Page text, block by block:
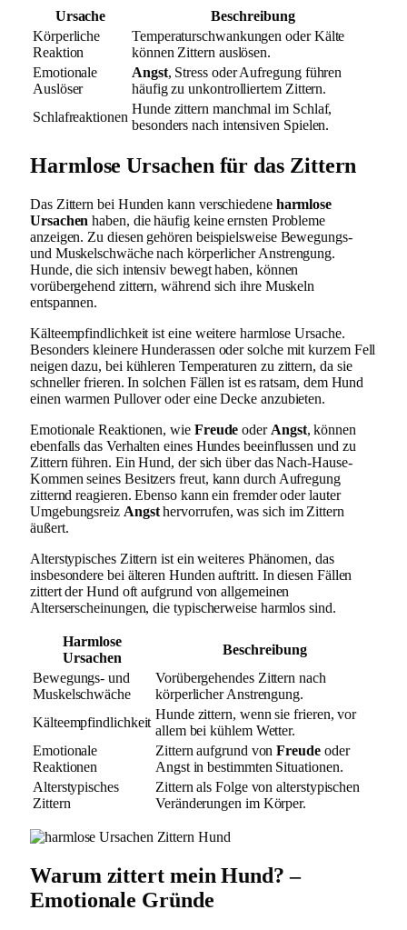
Ursache
Beschreibung
Körperliche
Reaktion
Temperaturschwankungen oder Kälte
können Zittern auslösen.
Emotionale
Auslöser
Angst, Stress oder Aufregung führen
häufig zu unkontrolliertem Zittern.
Schlafreaktionen
Hunde zittern manchmal im Schlaf,
besonders nach intensiven Spielen.
Harmlose Ursachen für das Zittern
Das Zittern bei Hunden kann verschiedene harmlose
Ursachen haben, die häufig keine ernsten Probleme
anzeigen. Zu diesen gehören beispielsweise Bewegungs-
und Muskelschwäche nach körperlicher Anstrengung.
Hunde, die sich intensiv bewegt haben, können
vorübergehend zittern, während sich ihre Muskeln
entspannen.
Kälteempfindlichkeit ist eine weitere harmlose Ursache.
Besonders kleinere Hunderassen oder solche mit kurzem Fell
neigen dazu, bei kühleren Temperaturen zu zittern, da sie
schneller frieren. In solchen Fällen ist es ratsam, dem Hund
einen warmen Pullover oder eine Decke anzubieten.
Emotionale Reaktionen, wie Freude oder Angst, können
ebenfalls das Verhalten eines Hundes beeinflussen und zu
Zittern führen. Ein Hund, der sich über das Nach-Hause-
Kommen seines Besitzers freut, kann durch Aufregung
zitternd reagieren. Ebenso kann ein fremder oder lauter
Umgebungsreiz Angsthervorrufen, was sich im Zittern
äußert.
Alterstypisches Zittern ist ein weiteres Phänomen, das
insbesondere bei älteren Hunden auftritt. In diesen Fällen
zittert der Hund oft aufgrund von allgemeinen
Alterserscheinungen, die typischerweise harmlos sind.
Harmlose
Ursachen
Beschreibung
Bewegungs- und
Muskelschwäche
Vorübergehendes Zittern nach
körperlicher Anstrengung.
Kälteempfindlichkeit
Hunde zittern, wenn sie frieren, vor
allem bei kühlem Wetter.
Emotionale
Reaktionen
Zittern aufgrund vonFreudeoder
Angst in bestimmten Situationen.
Alterstypisches
Zittern
Zittern als Folge von alterstypischen
Veränderungen im Körper.
Warum zittert mein Hund? –
Emotionale Gründe